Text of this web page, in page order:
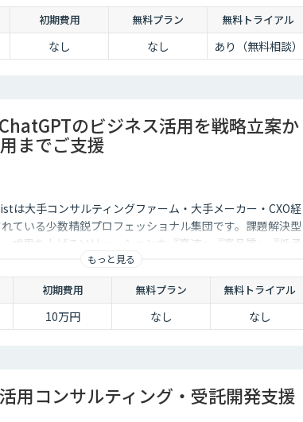
初期費用 無料プラン 無料トライアル
なし なし あり（無料相談）
のビジネス活用を戦略立案か
までご支援
は大手コンサルティングファーム・大手メーカー・CXO経
ている少数精鋭プロフェッショナル集団です。課題解決型
成果を上げるソリューションを『高速』『高品質』『低予
もっと見る
初期費用 無料プラン 無料トライアル
10万円 なし なし
用コンサルティング・受託開発支援